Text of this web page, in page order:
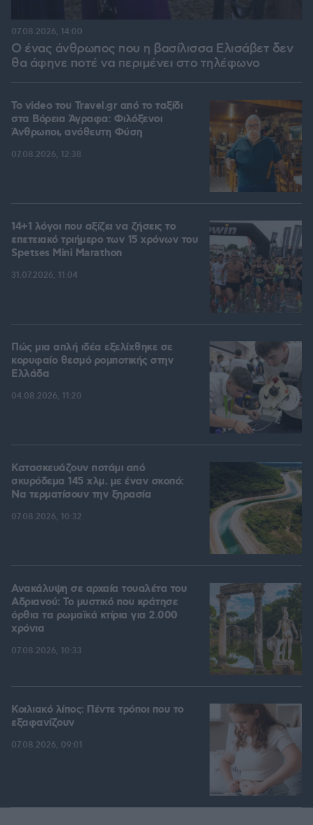
Ο ένας άνθρωπος που η βασίλισσα Ελισάβετ δεν
θα άφηνε ποτέ να περιμένει στο τηλέφωνο
07.08.2026, 14:00
To video του Travel.gr από το ταξίδι
στα Βόρεια Άγραφα: Φιλόξενοι
Άνθρωποι, ανόθευτη Φύση
07.08.2026, 12:38
14+1 λόγοι που αξίζει να ζήσεις το
επετειακό τριήμερο των 15 χρόνων του
Spetses Mini Marathon
31.07.2026, 11:04
Πώς μια απλή ιδέα εξελίχθηκε σε
κορυφαίο θεσμό ρομποτικής στην
Ελλάδα
04.08.2026, 11:20
Κατασκευάζουν ποτάμι από
σκυρόδεμα 145 χλμ. με έναν σκοπό:
Να τερματίσουν την ξηρασία
07.08.2026, 10:32
Ανακάλυψη σε αρχαία τουαλέτα του
Αδριανού: Το μυστικό που κράτησε
όρθια τα ρωμαϊκά κτίρια για 2.000
χρόνια
07.08.2026, 10:33
Κοιλιακό λίπος: Πέντε τρόποι που το
εξαφανίζουν
07.08.2026, 09:01